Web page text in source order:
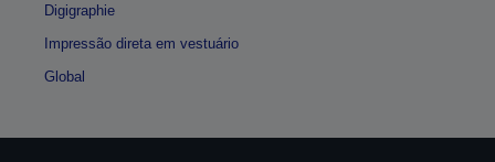
Digigraphie
Impressão direta em vestuário
Global